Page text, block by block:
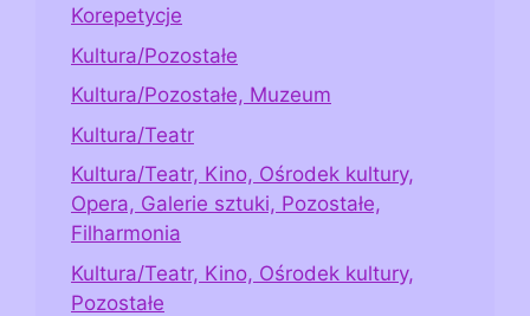
Korepetycje
Kultura/Pozostałe
Kultura/Pozostałe, Muzeum
Kultura/Teatr
Kultura/Teatr, Kino, Ośrodek kultury,
Opera, Galerie sztuki, Pozostałe,
Filharmonia
Kultura/Teatr, Kino, Ośrodek kultury,
Pozostałe